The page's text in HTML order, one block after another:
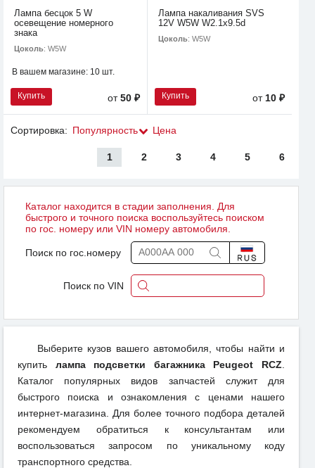
Лампа бесцок 5 W
осевещение номерного
знака
Цоколь: W5W
В вашем магазине: 10 шт.
Купить от50 ₽
Лампа накаливания SVS
12V W5W W2.1х9.5d
Цоколь: W5W
Купить от 10 ₽
Сортировка: Популярность Цена
1 2 3 4 5 6
Каталог находится в стадии заполнения. Для
быстрого и точного поиска воспользуйтесь поиском
по гос. номеру или VIN номеру автомобиля.
Поиск по гос.номеру
Поиск по VIN
Выберите кузов вашего автомобиля, чтобы найти и
купить лампа подсветки багажника Peugeot RCZ
Каталог популярных видов запчастей служит для
быстрого поиска и ознакомления с ценами нашего
интернет-магазина. Для более точного подбора деталей
рекомендуем обратиться к консультантам или
воспользоваться запросом по уникальному коду
транспортного средства.